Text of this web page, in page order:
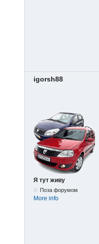
igorsh88
Я тут живу
Поза форумом
More info